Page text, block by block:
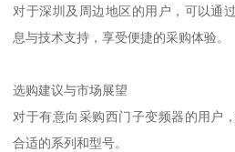
对于深圳及周边地区的用户，可以通
息与技术支持，享受便捷的采购体验。
选购建议与市场展望
对于有意向采购西门子变频器的用户
合适的系列和型号。